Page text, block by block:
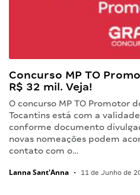
Concurso MP TO
R$ 32 mil. Veja!
O concurso MP TO Promotor
Tocantins está com a
conforme documento
novas nomeações podem
contato com o…
Lanna Sant'Anna • 11 de Junho de